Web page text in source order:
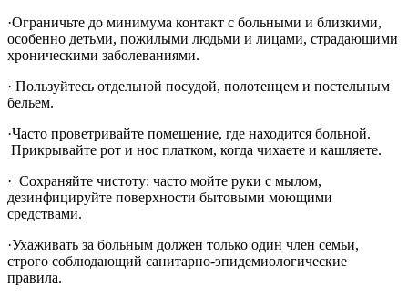
·Ограничьте до минимума контакт с больными и близкими,
особенно детьми, пожилыми людьми и лицами, страдающими
хроническими заболеваниями.
· Пользуйтесь отдельной посудой, полотенцем и постельным
бельем.
·Часто проветривайте помещение, где находится больной.
Прикрывайте рот и нос платком, когда чихаете и кашляете.
· Сохраняйте чистоту: часто мойте руки с мылом,
дезинфицируйте поверхности бытовыми моющими
средствами.
·Ухаживать за больным должен только один член семьи,
строго соблюдающий санитарно-эпидемиологические
правила.